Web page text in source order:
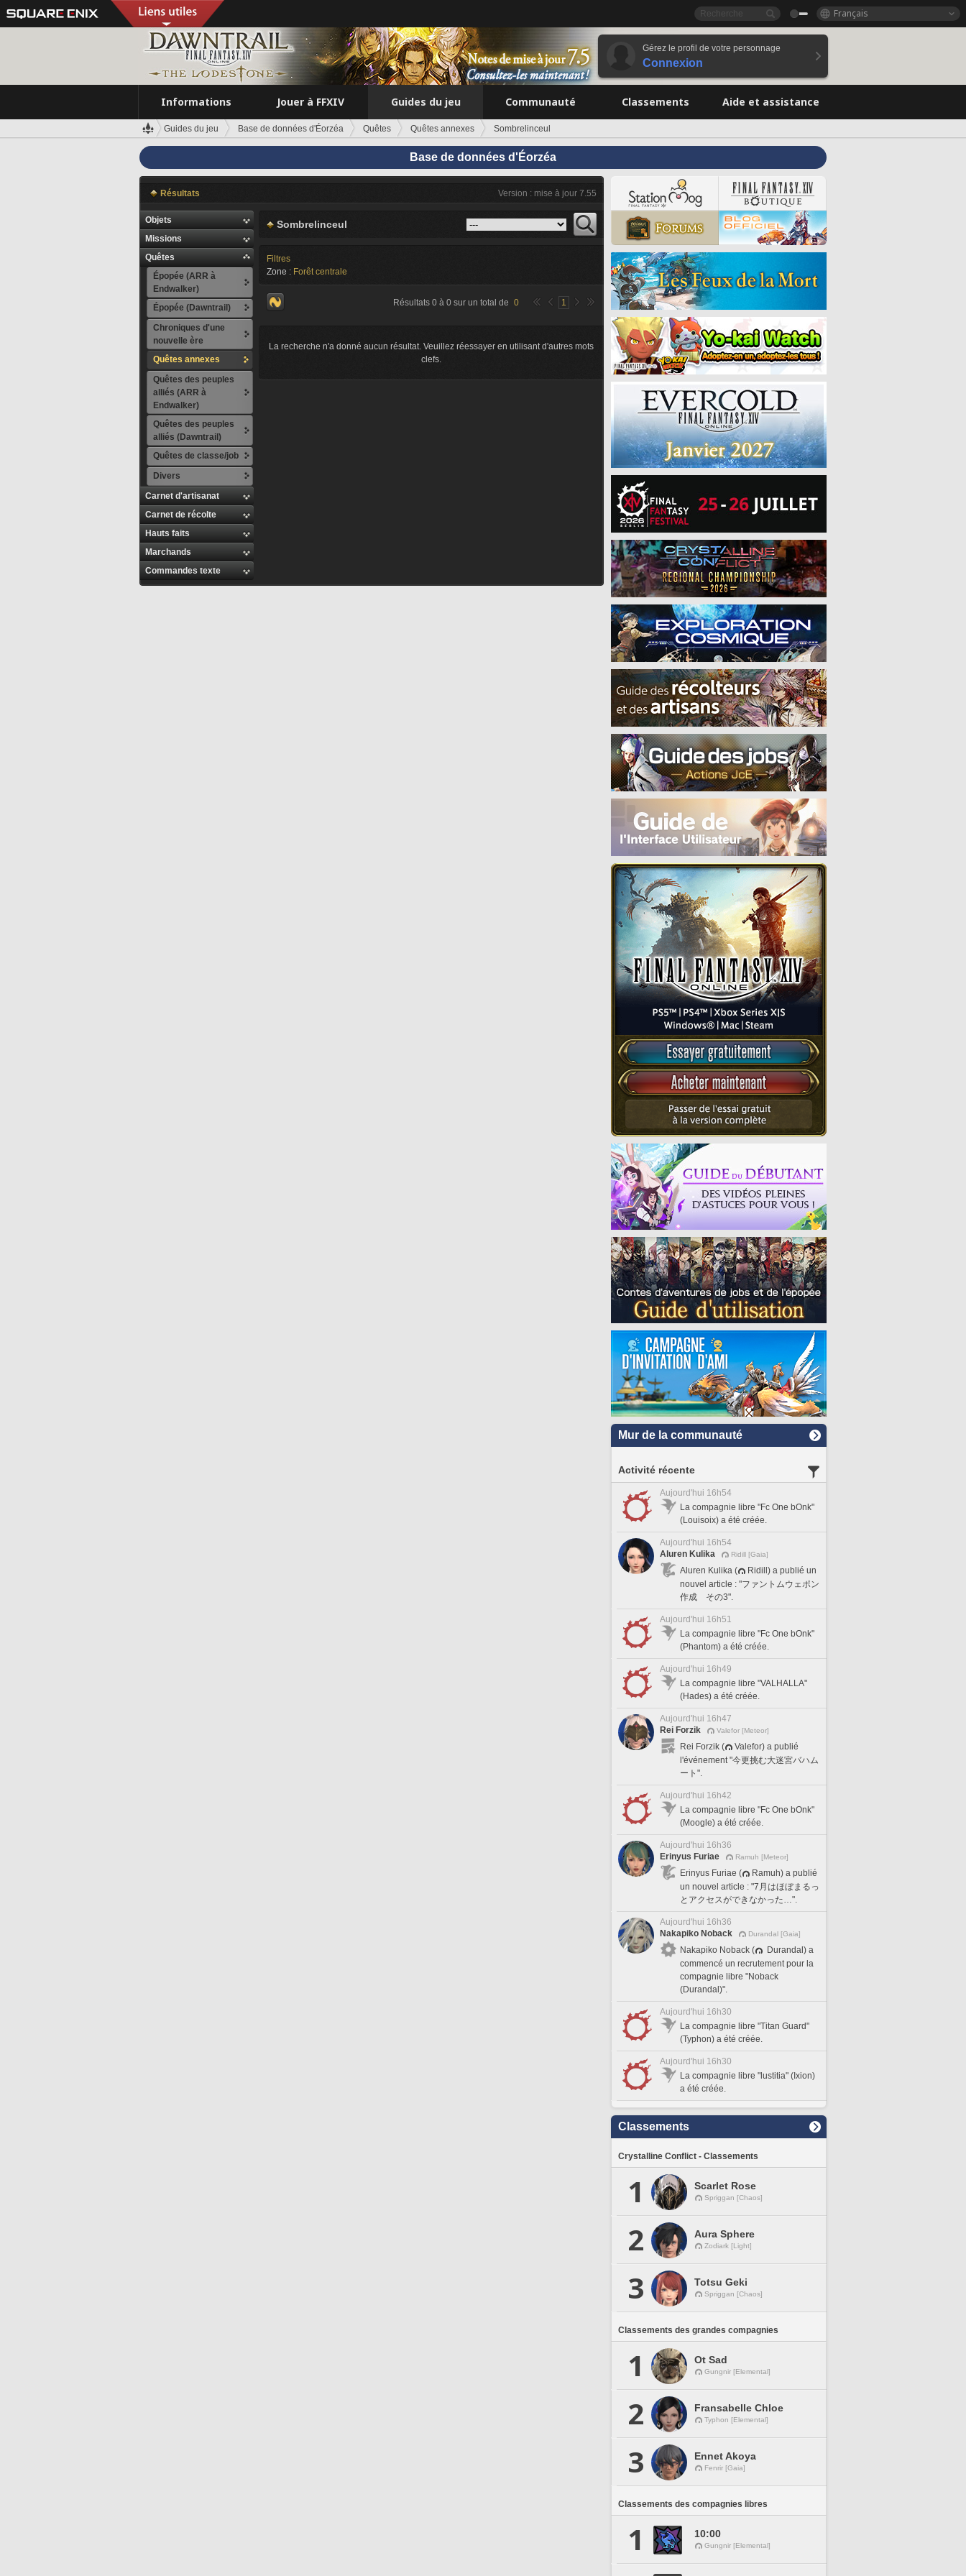
Français
Gérez le profil de votre personnage
Connexion
Informations Jouer à FFXIV Guides du jeu Communauté Classements Aide et assistance
Guides du jeu Base de données d'Éorzéa Quêtes Quêtes annexes Sombrelinceul
Base de données d'Éorzéa
Résultats Version : mise à jour 7.55
Objets
Missions
Quêtes
Épopée (ARR à
Endwalker)
Épopée (Dawntrail)
Chroniques d'une
nouvelle ère
Quêtes annexes
Quêtes des peuples
alliés (ARR à
Endwalker)
Quêtes des peuples
alliés (Dawntrail)
Quêtes de classe/job
Divers
Carnet d'artisanat
Carnet de récolte
Hauts faits
Marchands
Commandes texte
Sombrelinceul
Filtres
Zone : Forêt centrale
Résultats 0 à 0 sur un total de 0 1
La recherche n'a donné aucun résultat. Veuillez réessayer en utilisant d'autres mots
clefs.
Mur de la communauté
Activité récente
Aujourd'hui 16h54
La compagnie libre "Fc One bOnk"
(Louisoix) a été créée.
Aujourd'hui 16h54
Aluren Kulika
Ridill [Gaia]
Aluren Kulika (
Ridill) a publié un
nouvel article : "ファントムウェポン
作成 その3".
Aujourd'hui 16h51
La compagnie libre "Fc One bOnk"
(Phantom) a été créée.
Aujourd'hui 16h49
La compagnie libre "VALHALLA"
(Hades) a été créée.
Aujourd'hui 16h47
Rei Forzik
Valefor [Meteor]
Rei Forzik (
Valefor) a publié
l'événement "今更挑む大迷宮バハム
ート".
Aujourd'hui 16h42
La compagnie libre "Fc One bOnk"
(Moogle) a été créée.
Aujourd'hui 16h36
Erinyus Furiae
Ramuh [Meteor]
Erinyus Furiae (
Ramuh) a publié
un nouvel article : "7月はほぼまるっ
とアクセスができなかった…".
Aujourd'hui 16h36
Nakapiko Noback
Durandal [Gaia]
Nakapiko Noback (
Durandal) a
commencé un recrutement pour la
compagnie libre "Noback
(Durandal)".
Aujourd'hui 16h30
La compagnie libre "Titan Guard"
(Typhon) a été créée.
Aujourd'hui 16h30
La compagnie libre "lustitia" (Ixion)
a été créée.
Classements
Crystalline Conflict - Classements
1 Scarlet Rose
Spriggan [Chaos]
2 Aura Sphere
Zodiark [Light]
3 Totsu Geki
Spriggan [Chaos]
Classements des grandes compagnies
1 Ot Sad
Gungnir [Elemental]
2 Fransabelle Chloe
Typhon [Elemental]
3 Ennet Akoya
Fenrir [Gaia]
Classements des compagnies libres
1 10:00
Gungnir [Elemental]